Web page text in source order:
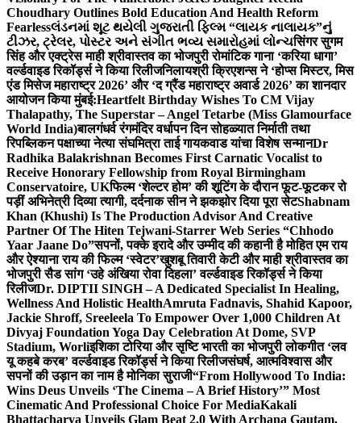
Choudhary Outlines Bold Education And Health Reform
Fearlessલંડનમાં શૂટ થયેલી ગુજરાતી ફિલ્મ “લાયક નાલાયક”નું
ટીઝર, ટ્રેલર, પોસ્ટર અને સંગીત ભવ્ય સમારોહમાં લોન્ચसिंगर सुगम
सिंह और एक्ट्रेस माही श्रीवास्तव का भोजपुरी रोमांटिक गाना ‘करिया धागा’
वर्ल्डवाइड रिकॉर्ड्स ने किया रिलीजनिलायश्री क्रिएशन्स ने ‘होप्स मिस्टर, मिस
एंड मिसेज महाराष्ट्र 2026’ और ‘द ग्रैंड महाराष्ट्र अवार्ड 2026’ का शानदार
आयोजन किया मुंबई:Heartfelt Birthday Wishes To CM Vijay
Thalapathy, The Superstar – Angel Tetarbe (Miss Glamourface
World India)बालगंधर्व रंगमंदिर वर्धापन दिन सोहळ्यात निर्माती तथा
रिपब्लिकन पक्षाच्या नेत्या संघमित्रा ताई गायकवाड यांचा विशेष सन्मानDr
Radhika Balakrishnan Becomes First Carnatic Vocalist to
Receive Honorary Fellowship from Royal Birmingham
Conservatoire, UKफिल्म ‘शेल्टर होम’ की शूटिंग के दौरान फूट-फूटकर रो
पड़ीं अभिनेत्री दिव्या त्यागी, दर्दनाक सीन ने झकझोर दिया पूरा सेटShabnam
Khan (Khushi) Is The Production Advisor And Creative
Partner Of The Hiten Tejwani-Starrer Web Series “Chhodo
Yaar Jaane Do”सपनों, पक्के इरादे और उम्मीद की कहानी है मोहित एम राय
और ऐश्याना राय की फिल्म ‘स्वेटर’खुशबू तिवारी केटी और माही श्रीवास्तव का
भोजपुरी सैड सांग ‘उहे अंखिया रोवा दिहला’ वर्ल्डवाइड रिकॉर्ड्स ने किया
रिलीजDr. DIPTII SINGH – A Dedicated Specialist In Healing,
Wellness And Holistic HealthAmruta Fadnavis, Shahid Kapoor,
Jackie Shroff, Sreeleela To Empower Over 1,000 Children At
Divyaj Foundation Yoga Day Celebration At Dome, SVP
Stadium, Worliइशिका टोरिया और सृष्टि भारती का भोजपुरी लोकगीत ‘लव
यू कहबे करब’ वर्ल्डवाइड रिकॉर्ड्स ने किया रिलीजसंघर्ष, आत्मविश्वास और
सपनों की उड़ान का नाम है मोनिका सुराजी“From Hollywood To India:
Wins Deus Unveils ‘The Cinema – A Brief History’” Most
Cinematic And Professional Choice For MediaKakali
Bhattacharya Unveils Glam Beat 2.0 With Archana Gautam,